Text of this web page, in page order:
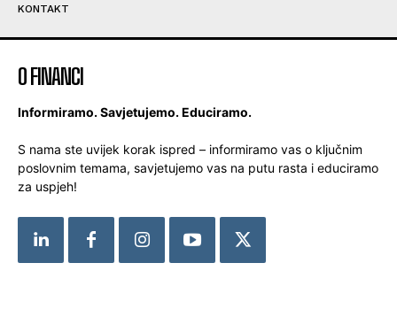
KONTAKT
O FINANCI
Informiramo. Savjetujemo. Educiramo.
S nama ste uvijek korak ispred – informiramo vas o ključnim
poslovnim temama, savjetujemo vas na putu rasta i educiramo
za uspjeh!